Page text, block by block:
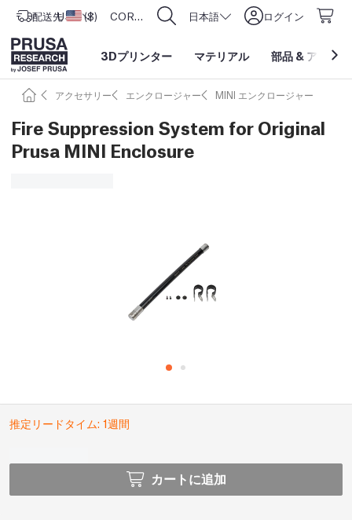
配送先 アメリカ合衆国
USD ($) CORE One L: Now In Stock! 日本語 ログイン
3Dプリンター マテリアル 部品 & アクセ
アクセサリー エンクロージャー MINI エンクロージャー
Fire Suppression System for Original
Prusa MINI Enclosure
推定リードタイム: 1週間
カートに追加